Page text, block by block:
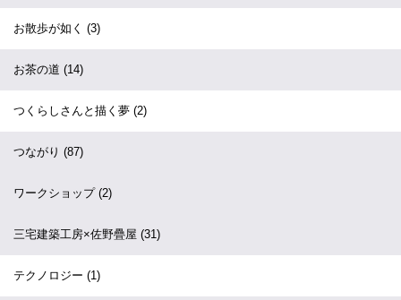
お散歩が如く (3)
お茶の道 (14)
つくらしさんと描く夢 (2)
つながり (87)
ワークショップ (2)
三宅建築工房×佐野疊屋 (31)
テクノロジー (1)